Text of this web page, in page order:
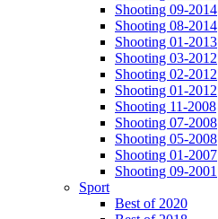
Shooting 09-2014
Shooting 08-2014
Shooting 01-2013
Shooting 03-2012
Shooting 02-2012
Shooting 01-2012
Shooting 11-2008
Shooting 07-2008
Shooting 05-2008
Shooting 01-2007
Shooting 09-2001
Sport
Best of 2020